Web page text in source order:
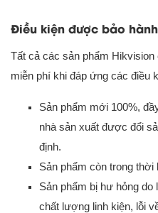
Điều kiện được bảo hành
Tất cả các sản phẩm
miễn phí khi đáp ứng các điều
Sản phẩm mới 100%,
nhà sản xuất được đổi
định.
Sản phẩm còn trong thời
Sản phẩm bị hư hỏng do
chất lượng linh kiện, lỗi